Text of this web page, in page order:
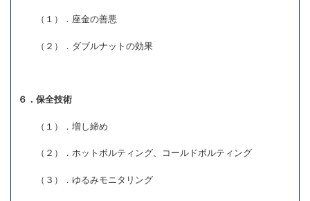
（１）．座金の善悪
（２）．ダブルナットの効果
６．保全技術
（１）．増し締め
（２）．ホットボルティング、コールドボルティング
（３）．ゆるみモニタリング